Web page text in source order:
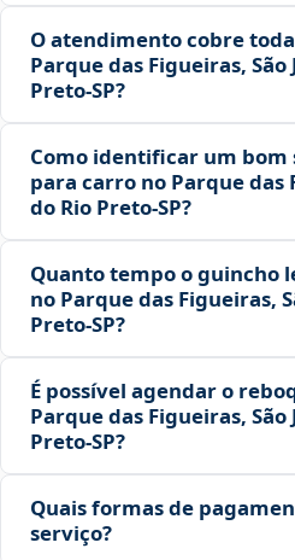
O atendimento cobre
Parque das Figueiras, São
Preto‑SP?
Como identificar um bom
para carro no Parque das
do Rio Preto‑SP?
Quanto tempo o guincho
no Parque das Figueiras,
Preto‑SP?
É possível agendar o
Parque das Figueiras, São
Preto‑SP?
Quais formas de
serviço?